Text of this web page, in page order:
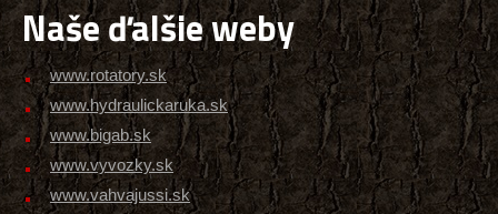
Naše ďalšie weby
www.rotatory.sk
www.hydraulickaruka.sk
www.bigab.sk
www.vyvozky.sk
www.vahvajussi.sk